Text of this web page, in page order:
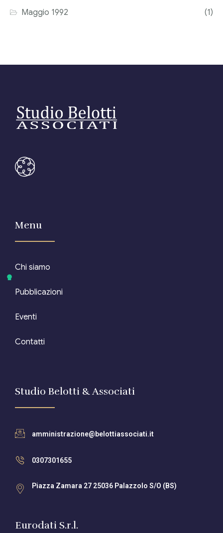
Maggio 1992 (1)
Menu
Chi siamo
Pubblicazioni
Eventi
Contatti
Studio Belotti & Associati
amministrazione@belottiassociati.it
0307301655
Piazza Zamara 27 25036 Palazzolo S/O (BS)
Eurodati S.r.l.